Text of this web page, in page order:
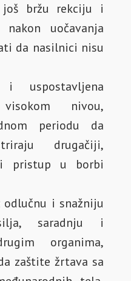
bržu rekciju i
uočavanja
da nasilnici nisu
i uspostavljena
nivou,
periodu da
drugačiji,
pristup u borbi
odlučnu i snažniju
saradnju i
organima,
zaštite žrtava sa